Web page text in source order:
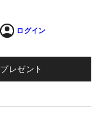
ログイン
プレゼント